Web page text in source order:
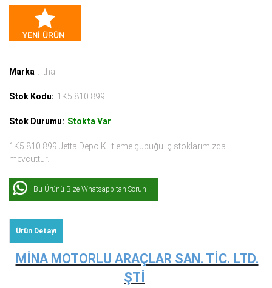
Marka : İthal
Stok Kodu: 1K5 810 899
Stok Durumu: Stokta Var
1K5 810 899 Jetta Depo Kilitleme çubuğu Iç stoklarımızda
mevcuttur.
Bu Ürünü Bize Whatsapp'tan Sorun
Ürün Detayı
MİNA MOTORLU ARAÇLAR SAN. TİC. LTD.
ŞTİ